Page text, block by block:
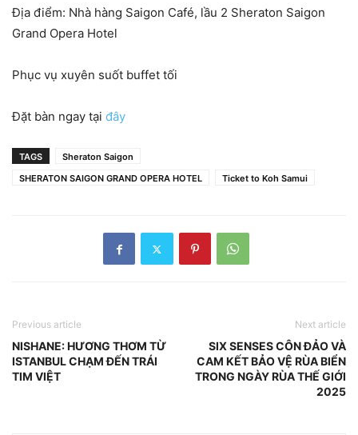
Địa điểm: Nhà hàng Saigon Café, lầu 2 Sheraton Saigon
Grand Opera Hotel
Phục vụ xuyên suốt buffet tối
Đặt bàn ngay tại đây
TAGS
Sheraton Saigon
SHERATON SAIGON GRAND OPERA HOTEL
Ticket to Koh Samui
Previous article
NISHANE: HƯƠNG THƠM TỪ
ISTANBUL CHẠM ĐẾN TRÁI
TIM VIỆT
Next article
SIX SENSES CÔN ĐẢO VÀ
CAM KẾT BẢO VỆ RÙA BIỂN
TRONG NGÀY RÙA THẾ GIỚI
2025